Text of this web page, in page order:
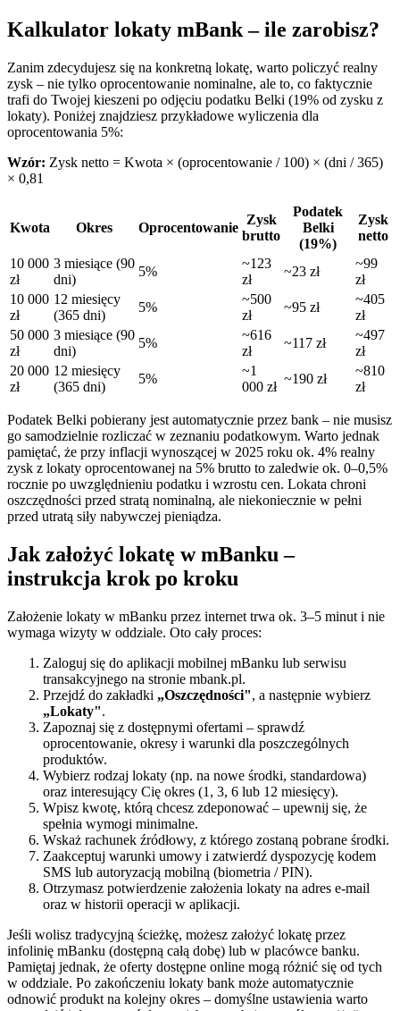
Kalkulator lokaty mBank – ile zarobisz?
Zanim zdecydujesz się na konkretną lokatę, warto policzyć realny
zysk – nie tylko oprocentowanie nominalne, ale to, co faktycznie
trafi do Twojej kieszeni po odjęciu podatku Belki (19% od zysku z
lokaty). Poniżej znajdziesz przykładowe wyliczenia dla
oprocentowania 5%:
Wzór: Zysk netto = Kwota × (oprocentowanie / 100) × (dni / 365)
× 0,81
Kwota Okres Oprocentowanie
Zysk
brutto
Podatek
Belki
(19%)
Zysk
netto
10 000
zł
3 miesiące (90
dni)
5%
~123
zł
~23 zł
~99
zł
10 000
zł
12 miesięcy
(365 dni)
5%
~500
zł
~95 zł
~405
zł
50 000
zł
3 miesiące (90
dni)
5%
~616
zł
~117 zł
~497
zł
20 000
zł
12 miesięcy
(365 dni)
5%
~1
000 zł
~190 zł
~810
zł
Podatek Belki pobierany jest automatycznie przez bank – nie musisz
go samodzielnie rozliczać w zeznaniu podatkowym. Warto jednak
pamiętać, że przy inflacji wynoszącej w 2025 roku ok. 4% realny
zysk z lokaty oprocentowanej na 5% brutto to zaledwie ok. 0–0,5%
rocznie po uwzględnieniu podatku i wzrostu cen. Lokata chroni
oszczędności przed stratą nominalną, ale niekoniecznie w pełni
przed utratą siły nabywczej pieniądza.
Jak założyć lokatę w mBanku –
instrukcja krok po kroku
Założenie lokaty w mBanku przez internet trwa ok. 3–5 minut i nie
wymaga wizyty w oddziale. Oto cały proces:
Zaloguj się do aplikacji mobilnej mBanku lub serwisu
transakcyjnego na stronie mbank.pl.
Przejdź do zakładki „Oszczędności", a następnie wybierz
„Lokaty".
Zapoznaj się z dostępnymi ofertami – sprawdź
oprocentowanie, okresy i warunki dla poszczególnych
produktów.
Wybierz rodzaj lokaty (np. na nowe środki, standardowa)
oraz interesujący Cię okres (1, 3, 6 lub 12 miesięcy).
Wpisz kwotę, którą chcesz zdeponować – upewnij się, że
spełnia wymogi minimalne.
Wskaż rachunek źródłowy, z którego zostaną pobrane środki.
Zaakceptuj warunki umowy i zatwierdź dyspozycję kodem
SMS lub autoryzacją mobilną (biometria / PIN).
Otrzymasz potwierdzenie założenia lokaty na adres e-mail
oraz w historii operacji w aplikacji.
Jeśli wolisz tradycyjną ścieżkę, możesz założyć lokatę przez
infolinię mBanku (dostępną całą dobę) lub w placówce banku.
Pamiętaj jednak, że oferty dostępne online mogą różnić się od tych
w oddziale. Po zakończeniu lokaty bank może automatycznie
odnowić produkt na kolejny okres – domyślne ustawienia warto